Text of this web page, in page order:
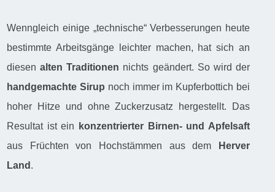
Wenngleich einige „technische“ Verbesserungen heute
bestimmte Arbeitsgänge leichter machen, hat sich an
diesenalten Traditionen nichts geändert. So wird der
handgemachte Sirup noch immer im Kupferbottich bei
hoher Hitze und ohne Zuckerzusatz hergestellt. Das
Resultat ist ein
konzentrierter Birnen- und Apfelsaft
aus Früchten von Hochstämmen aus dem
Herver
Land .